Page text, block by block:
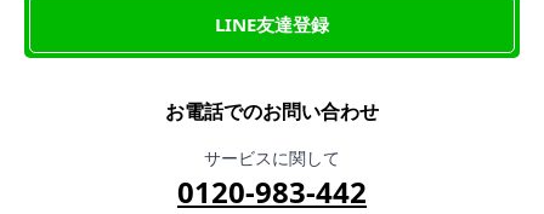
LINE友達登録
お電話でのお問い合わせ
サービスに関して
0120-983-442